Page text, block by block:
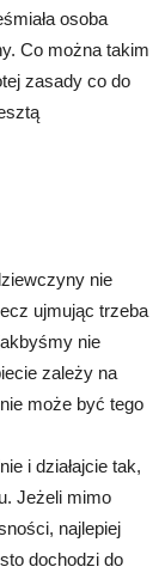
osoba
Co można takim
zasady co do
nie
ujmując trzeba
nie
zależy na
może być tego
i działajcie tak,
Jeżeli mimo
najlepiej
dochodzi do